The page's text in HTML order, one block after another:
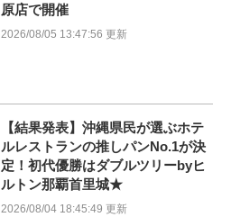
原店で開催
2026/08/05 13:47:56 更新
【結果発表】沖縄県民が選ぶホテ
ルレストランの推しパンNo.1が決
定！初代優勝はダブルツリーbyヒ
ルトン那覇首里城★
2026/08/04 18:45:49 更新